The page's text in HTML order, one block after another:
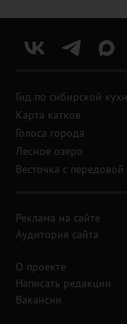
Гид по сибирской
Карта катков
Голоса города
Лесное озеро
Весточка с передовой
Реклама на сайте
Аудитория сайта
О проекте
Написать редакции
Вакансии